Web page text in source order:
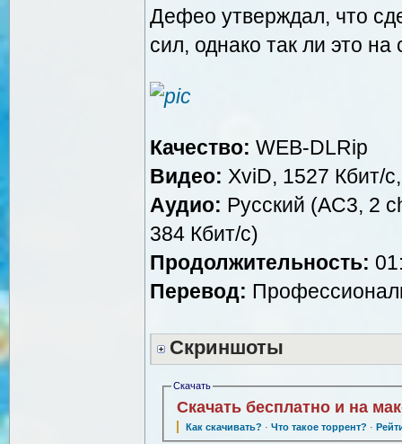
Дефео утверждал, что
сил, однако так ли это
Качество: WEB-DLRip
Видео: XviD, 1527 Кбит/
Аудио: Русский (AC3, 2
384 Кбит/с)
Продолжительность:
Перевод:
Скриншоты
Скачать
Скачать бесплатно и на
Как скачивать? · Что такое торрент? ·